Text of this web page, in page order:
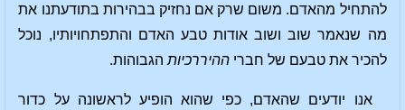
להתחיל מהאדם. משום שרק אם נחזיק בבהירות בתודעתנו את
מה שנאמר שוב ושוב אודות טבע האדם והתפתחויותיו, נוכל
להכיר את טבעם של חבריההיררכיות הגבוהות.
אנו יודעים שהאדם, כפי שהוא הופיע לראשונה על כדור